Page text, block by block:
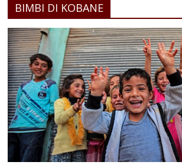
BIMBI DI KOBANE